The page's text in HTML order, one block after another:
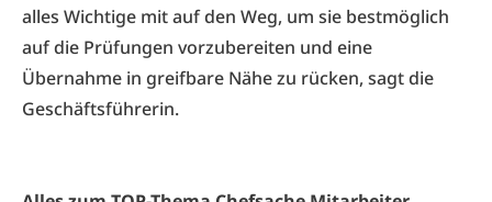
alles Wichtige mit auf den Weg, um sie bestmöglich
auf die Prüfungen vorzubereiten und eine
Übernahme in greifbare Nähe zu rücken, sagt die
Geschäftsführerin.